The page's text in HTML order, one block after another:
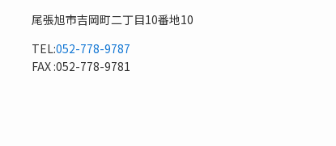
尾張旭市吉岡町二丁目10番地10
TEL:052-778-9787
FAX :052-778-9781